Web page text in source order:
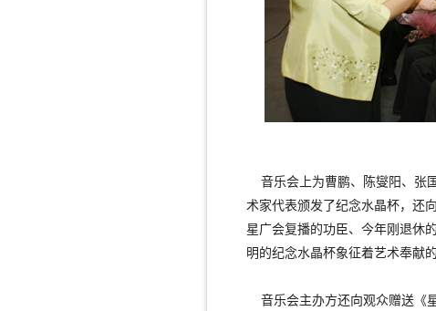
音乐会上为曹鹏、陈燮阳、张
术家代表颁发了纪念水晶杯，还
星广会复播的功臣、今年刚退休
明的纪念水晶杯象征着艺术奉献
音乐会主办方还向观众赠送《